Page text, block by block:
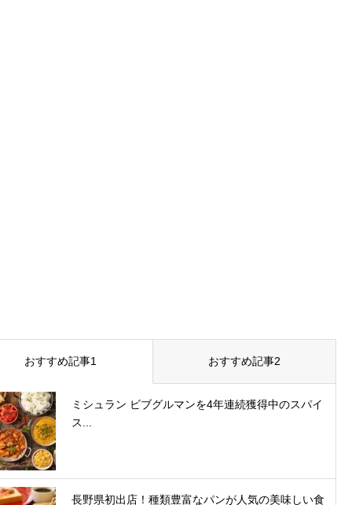
おすすめ記事1 おすすめ記事2
ミシュラン ビブグルマンを4年連続獲得中のスパイ
ス...
長野県初出店！種類豊富なパンが人気の美味しい食